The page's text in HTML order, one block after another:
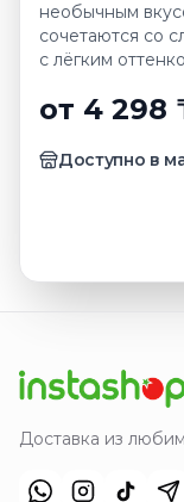
необычным
сочетаются со
с лёгким
от 4 298
Доступно в
Доставка из